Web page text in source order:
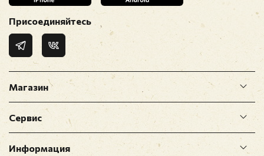
Магазин
Сервис
Информация
Присоединяйтесь